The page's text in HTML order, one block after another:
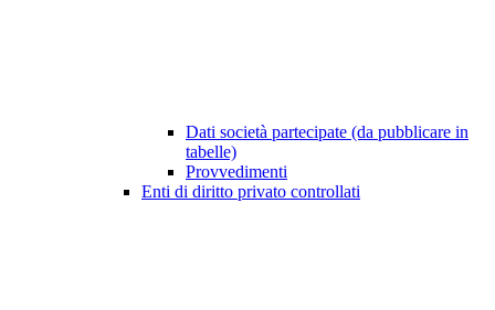
Dati società partecipate (da pubblicare in
tabelle)
Provvedimenti
Enti di diritto privato controllati